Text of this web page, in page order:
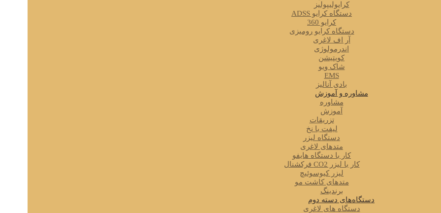
کرایولیپولیز
دستگاه کرایو ADSS
کرایو 360
دستگاه کرایو رومیزی
آر اف لاغری
اندرمولوژی
کویتیشن
شاک ویو
EMS
بادی آنالیز
مشاوره و آموزش
مشاوره
آموزش
تزریقات
لیفت با نخ
دستگاه لیزر
متدهای لاغری
کار با دستگاه هایفو
کار با لیزر CO2 فرکشنال
لیزر کیوسوئیچ
متدهای کاشت مو
برندینگ
دستگاه‌های دسته دوم
دستگاه های لاغری